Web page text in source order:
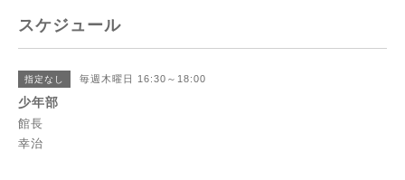
スケジュール
指定なし 毎週木曜日 16:30～18:00
少年部
館長
幸治